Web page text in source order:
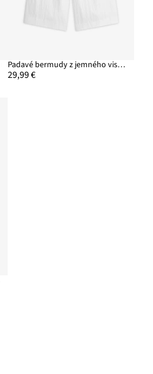
Padavé bermudy z jemného viskózového mixu
29,99 €